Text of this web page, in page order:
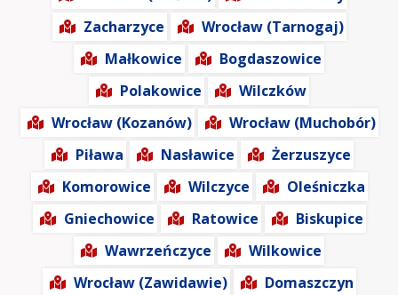
Zacharzyce
Wrocław (Tarnogaj)
Małkowice
Bogdaszowice
Polakowice
Wilczków
Wrocław (Kozanów)
Wrocław (Muchobór)
Piława
Nasławice
Żerzuszyce
Komorowice
Wilczyce
Oleśniczka
Gniechowice
Ratowice
Biskupice
Wawrzeńczyce
Wilkowice
Wrocław (Zawidawie)
Domaszczyn